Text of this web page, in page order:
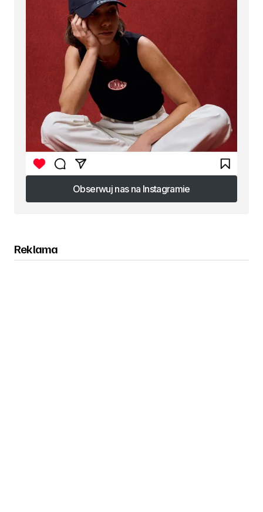
Obserwuj nas na Instagramie
Obserwuj nas na Instagramie
Reklama